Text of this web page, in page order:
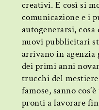
creativi. E così si
comunicazione e i
autogenerarsi,
nuovi pubblicitari
arrivano in
dei primi anni
trucchi del
famose, sanno
pronti a lavorare